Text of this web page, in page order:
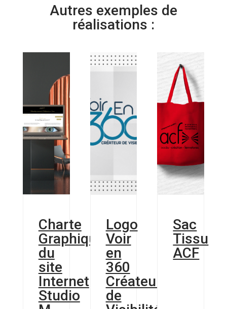
Autres exemples de
réalisations :
Charte
Graphique
du
site
Internet
Studio
Logo
Voir
en
360
Créateur
de
Sac
Tissu
ACF